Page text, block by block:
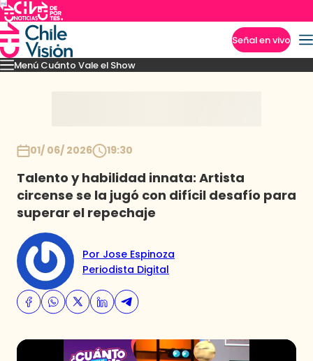
Señal en vivo
Menú Cuánto Vale el Show
Momentos Presentaciones Capítulos Casting Noticias
01/ 06/ 2026 19:30
Talento y habilidad innata: Artista
circense se la jugó con difícil desafío para
superar el repechaje
Por Jose Espinoza
Periodista Digital
Imperdibles
Club De La Comedia